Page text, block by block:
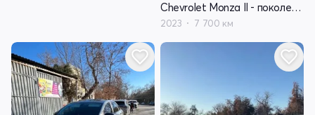
Chevrolet Monza II - поколение рестайлинг
2023 7 700 км